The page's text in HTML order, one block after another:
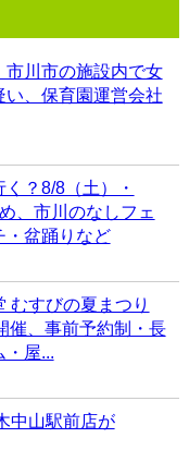
市川市の施設内で女
、保育園運営会社
く？8/8（土）・
、市川のなしフェ
・盆踊りなど
むすびの夏まつり
催、事前予約制・長
・屋...
中山駅前店が